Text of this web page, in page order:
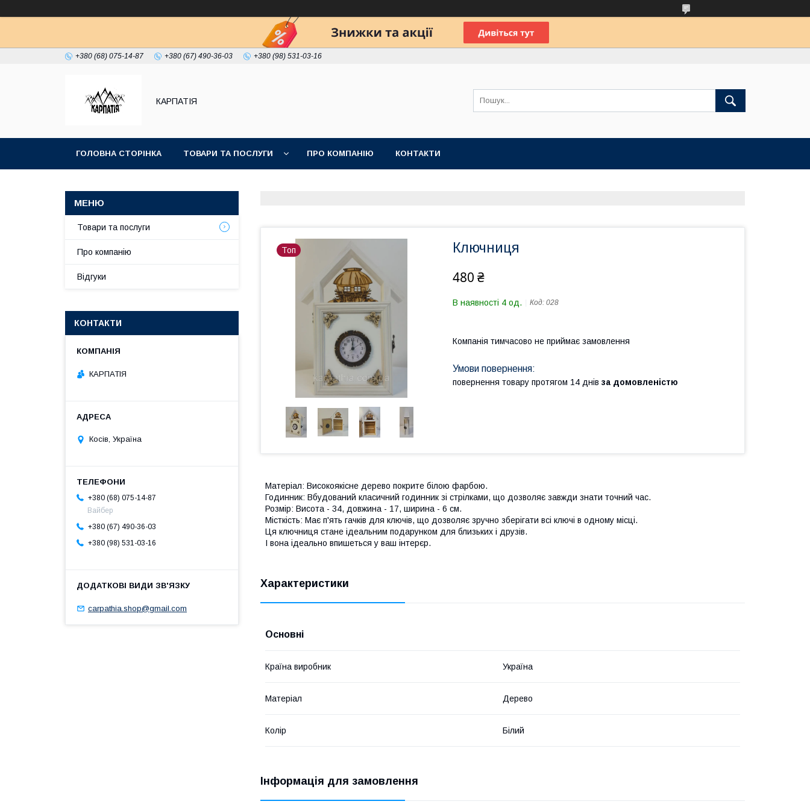
+380 (68) 075-14-87 +380 (67) 490-36-03 +380 (98) 531-03-16
КАРПАТІЯ
ГОЛОВНА СТОРІНКА ТОВАРИ ТА ПОСЛУГИ ПРО КОМПАНІЮ КОНТАКТИ
Топ Ключниця
480 ₴
В наявності 4 од. Код: 028
Компанія тимчасово не приймає замовлення
повернення товару протягом 14 днів за домовленістю
Матеріал: Високоякісне дерево покрите білою фарбою.
Годинник: Вбудований класичний годинник зі стрілками, що дозволяє завжди знати точний час.
Розмір: Висота - 34, довжина - 17, ширина - 6 см.
Місткість: Має п'ять гачків для ключів, що дозволяє зручно зберігати всі ключі в одному місці.
Ця ключниця стане ідеальним подарунком для близьких і друзів.
І вона ідеально впишеться у ваш інтерєр.
Характеристики
Основні
Країна виробник Україна
Матеріал Дерево
Колір Білий
Інформація для замовлення
Товари та послуги
Про компанію
Відгуки
КОНТАКТИ
КАРПАТІЯ
Косів, Україна
+380 (68) 075-14-87
Вайбер
+380 (67) 490-36-03
+380 (98) 531-03-16
carpathia.shop@gmail.com